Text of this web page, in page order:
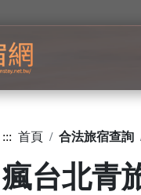
::: 首頁 合法旅宿查詢
瘋台北青